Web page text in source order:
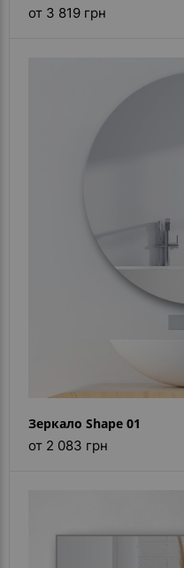
от 3 819 грн
Зеркало Shape 01
от 2 083 грн